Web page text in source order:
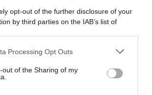
opt-out of the further disclosure of your
by third parties on the IAB’s list of
also be disclosed by us to third parties
third parties.
website/app uses one or more Google
Processing Opt Outs
out of the Sharing of my